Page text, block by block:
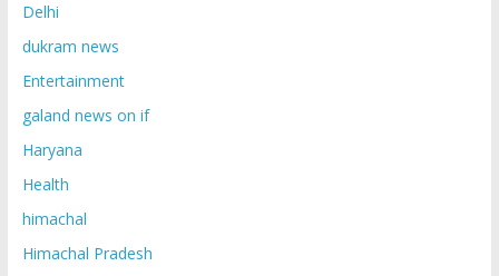
Delhi
dukram news
Entertainment
galand news on if
Haryana
Health
himachal
Himachal Pradesh